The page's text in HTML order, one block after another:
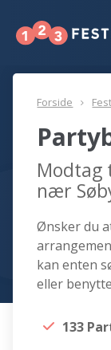
Forside
Modtag
nær
Ønsker du
kan enten
eller
133